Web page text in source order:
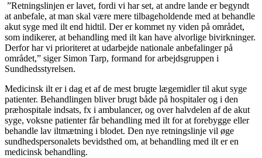
”Retningslinjen er lavet, fordi vi har set, at andre lande er begyndt
at anbefale, at man skal være mere tilbageholdende med at behandle
akut syge med ilt end hidtil. Der er kommet ny viden på området,
som indikerer, at behandling med ilt kan have alvorlige bivirkninger.
Derfor har vi prioriteret at udarbejde nationale anbefalinger på
området,” siger Simon Tarp, formand for arbejdsgruppen i
Sundhedsstyrelsen.
Medicinsk ilt er i dag et af de mest brugte lægemidler til akut syge
patienter. Behandlingen bliver brugt både på hospitaler og i den
præhospitale indsats, fx i ambulancer, og over halvdelen af de akut
syge, voksne patienter får behandling med ilt for at forebygge eller
behandle lav iltmætning i blodet. Den nye retningslinje vil øge
sundhedspersonalets bevidsthed om, at behandling med ilt er en
medicinsk behandling.